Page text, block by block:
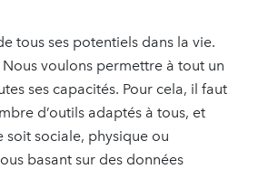
tous ses potentiels dans la vie.
voulons permettre à tout un
ses capacités. Pour cela, il faut
d’outils adaptés à tous, et
soit sociale, physique ou
basant sur des données